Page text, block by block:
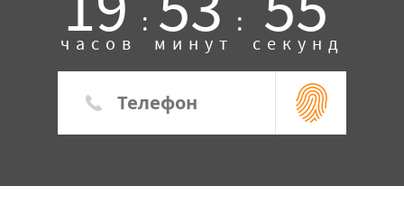
:
часов
:
минут секунд